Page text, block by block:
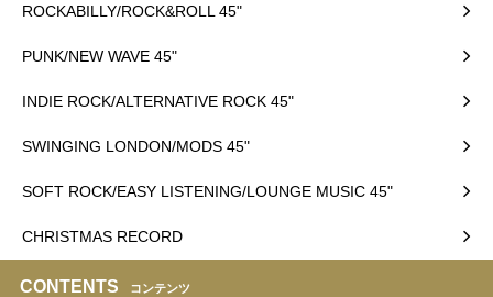
ROCKABILLY/ROCK&ROLL 45"
PUNK/NEW WAVE 45"
INDIE ROCK/ALTERNATIVE ROCK 45"
SWINGING LONDON/MODS 45"
SOFT ROCK/EASY LISTENING/LOUNGE MUSIC 45"
CHRISTMAS RECORD
CONTENTS コンテンツ